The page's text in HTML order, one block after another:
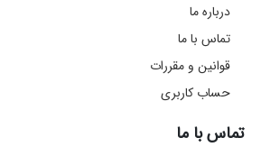
درباره ما
تماس با ما
قوانین و مقررات
حساب کاربری
تماس با ما